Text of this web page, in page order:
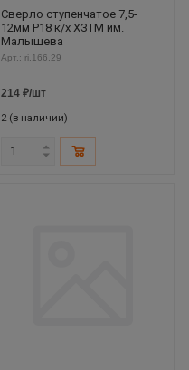
Сверло ступенчатое 7,5-
12мм Р18 к/х ХЗТМ им.
Малышева
Арт.: ri.166.29
214₽/шт
2 (в наличии)